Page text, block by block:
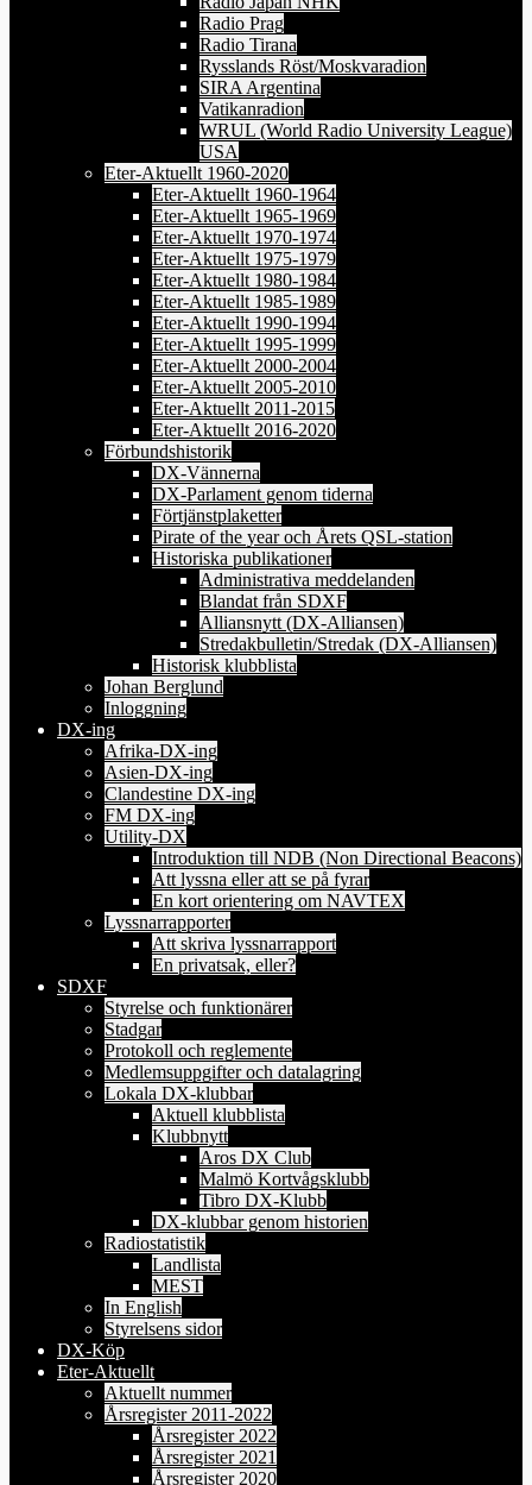
Radio Prag
Radio Tirana
Rysslands Röst/Moskvaradion
SIRA Argentina
Vatikanradion
WRUL (World Radio University League)
USA
Eter-Aktuellt 1960-2020
Eter-Aktuellt 1960-1964
Eter-Aktuellt 1965-1969
Eter-Aktuellt 1970-1974
Eter-Aktuellt 1975-1979
Eter-Aktuellt 1980-1984
Eter-Aktuellt 1985-1989
Eter-Aktuellt 1990-1994
Eter-Aktuellt 1995-1999
Eter-Aktuellt 2000-2004
Eter-Aktuellt 2005-2010
Eter-Aktuellt 2011-2015
Eter-Aktuellt 2016-2020
Förbundshistorik
DX-Vännerna
DX-Parlament genom tiderna
Förtjänstplaketter
Pirate of the year och Årets QSL-station
Historiska publikationer
Administrativa meddelanden
Blandat från SDXF
Alliansnytt (DX-Alliansen)
Stredakbulletin/Stredak (DX-Alliansen)
Historisk klubblista
Johan Berglund
Inloggning
DX-ing
Afrika-DX-ing
Asien-DX-ing
Clandestine DX-ing
FM DX-ing
Utility-DX
Introduktion till NDB (Non Directional Beacons)
Att lyssna eller att se på fyrar
En kort orientering om NAVTEX
Lyssnarrapporter
Att skriva lyssnarrapport
En privatsak, eller?
SDXF
Styrelse och funktionärer
Stadgar
Protokoll och reglemente
Medlemsuppgifter och datalagring
Lokala DX-klubbar
Aktuell klubblista
Klubbnytt
Aros DX Club
Malmö Kortvågsklubb
Tibro DX-Klubb
DX-klubbar genom historien
Radiostatistik
Landlista
MEST
In English
Styrelsens sidor
DX-Köp
Eter-Aktuellt
Aktuellt nummer
Årsregister 2011-2022
Årsregister 2022
Årsregister 2021
Årsregister 2020